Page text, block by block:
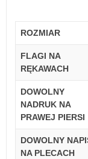
ROZMIAR
FLAGI NA
RĘKAWACH
DOWOLNY
NADRUK NA
PRAWEJ PIERSI
DOWOLNY
NA PLECACH